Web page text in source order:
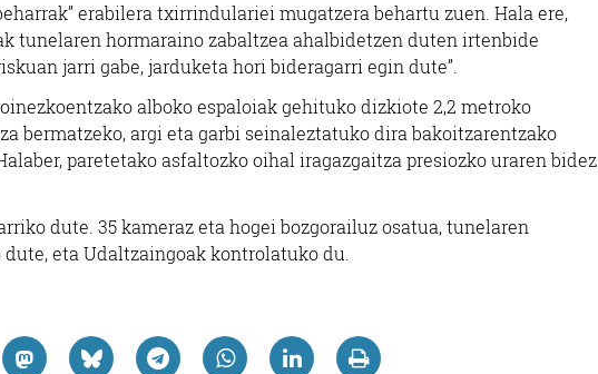
erabilera txirrindulariei mugatzera behartu zuen. Hala ere,
tunelaren hormaraino zabaltzea ahalbidetzen duten irtenbide
jarri gabe, jarduketa hori bideragarri egin dute”.
alboko espaloiak gehituko dizkiote 2,2 metroko
bermatzeko, argi eta garbi seinaleztatuko dira bakoitzarentzako
paretetako asfaltozko oihal iragazgaitza presiozko uraren bidez
dute. 35 kameraz eta hogei bozgorailuz osatua, tunelaren
eta Udaltzaingoak kontrolatuko du.